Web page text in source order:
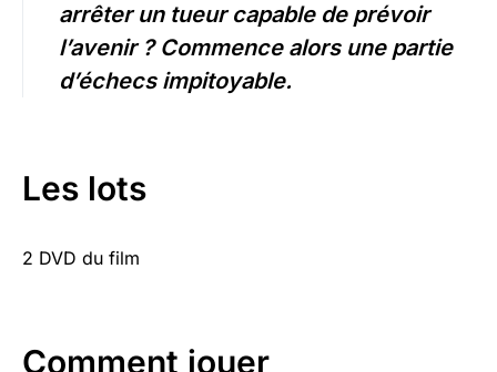
arrêter un tueur capable de prévoir
l’avenir ? Commence alors une partie
d’échecs impitoyable.
Les lots
2 DVD du film
Comment jouer